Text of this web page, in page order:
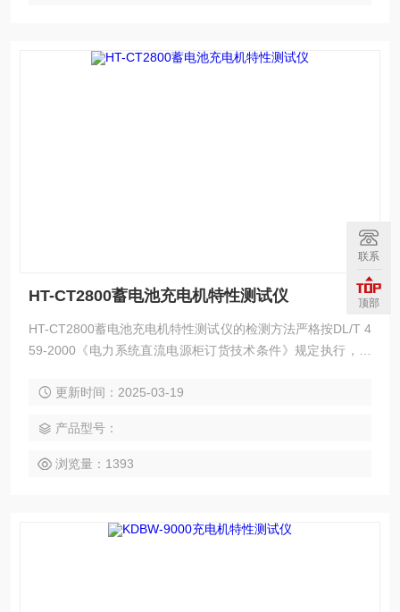
HT-CT2800蓄电池充电机特性测试仪
HT-CT2800蓄电池充电机特性测试仪的检测方法严格按DL/T 4
59-2000《电力系统直流电源柜订货技术条件》规定执行，实
更新时间：2025-03-19
产品型号：
浏览量：1393
联系
顶部